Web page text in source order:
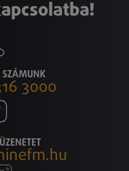
SZÁMUNK
3000